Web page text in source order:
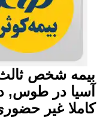
بیمه شخص ثالث
آسیا در
کاملا غیر